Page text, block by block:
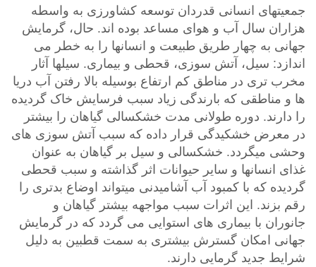
جمعیتهای انسانی قدردان توسعه کشاورزی به واسطه
هزاران سال آب و هوای مساعد بوده اند. حال، گرمایش
جهانی به چهار طریق طبیعت و انسانها را به خطر می
اندازد: سیل، آتش سوزی، قحطی و بیماری. سیلها آثار
مخرب تری در مناطق کم ارتفاع بوسیله بالا رفتن آب دریا
ها و مناطقی که بارندگی زیاد سبب فرسایش خاک گردیده
را دارند. دوره طولانی مدت خشکسالی گیاهان را بیشتر
در معرض خشکیدگی قرار داده که سبب آتش سوزی های
وحشی میگردد. خشکسالی و سیل بر گیاهان به عنوان
غذای انسانها و سایر حیوانات اثر گذاشته و سبب قحطی
گردیده که با کمبود آب آشامیدنی میتواند اوضاع بدتری را
رقم بزند. این اثرات سبب مواجهه بیشتر گیاهان و
جانوران با بیماری های استوایی می گردد که در گرمایش
جهانی امکان گسترش بیشتری به سمت قطبین به دلیل
شرایط جدید گرمایی دارند.